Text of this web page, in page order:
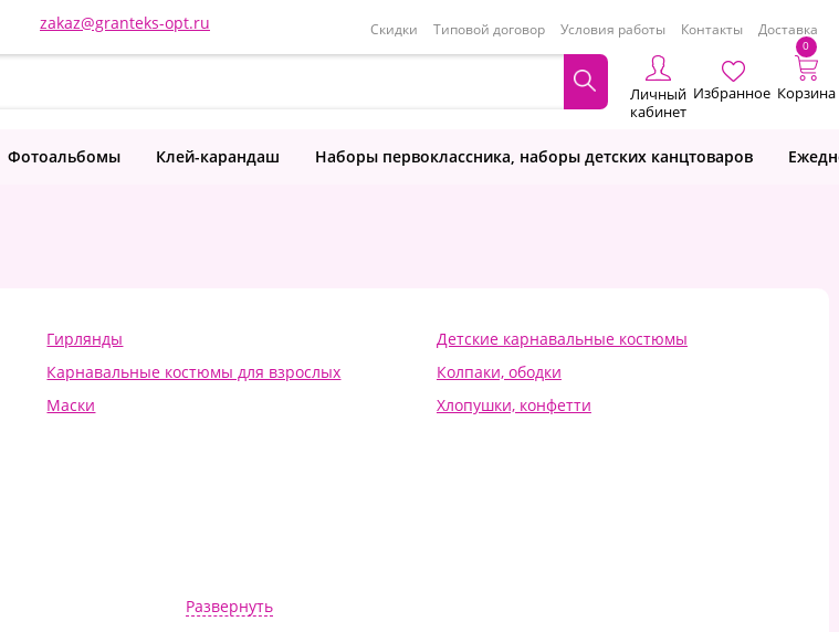
zakaz@granteks-opt.ru Скидки Типовой договор Условия работы Контакты Доставка
Личный
кабинет
Избранное
0
Корзина
Фотоальбомы Клей-карандаш Наборы первоклассника, наборы детских канцтоваров
Гирлянды
Детские карнавальные костюмы
Карнавальные костюмы для взрослых
Колпаки, ободки
Маски Хлопушки, конфетти
Развернуть